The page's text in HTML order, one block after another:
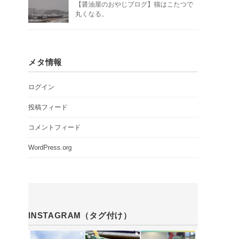
【醤油屋のおやじブログ】猫はこたつで
丸くなる。
メタ情報
ログイン
投稿フィード
コメントフィード
WordPress.org
INSTAGRAM（タグ付け）